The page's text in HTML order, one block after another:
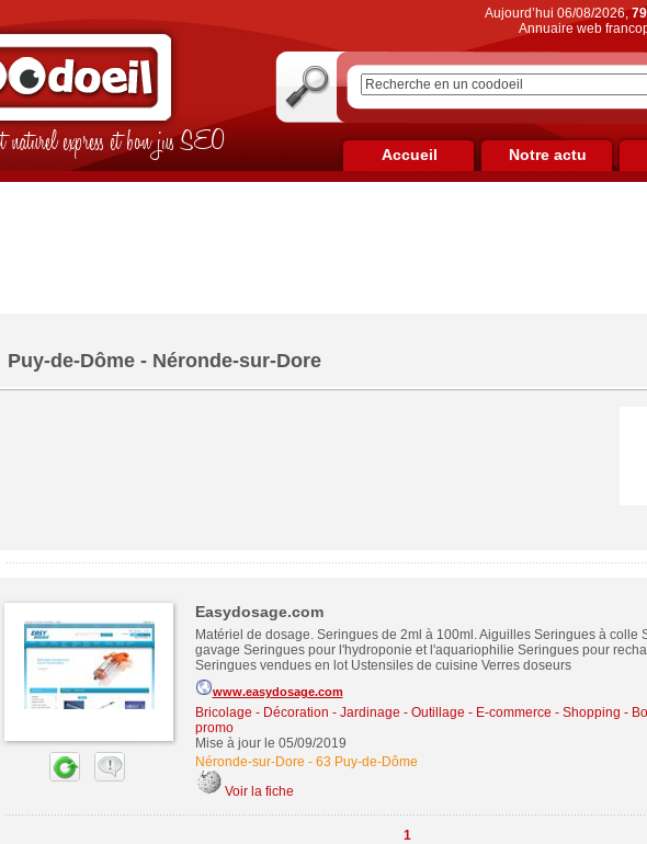
naturel express et bon jus SEO
Aujourd’hui 06/08/2026,
Annuaire web
Accueil Notre actu
Puy-de-Dôme - Néronde-sur-Dore
Easydosage.com
Matériel de dosage. Seringues de 2ml à 100ml. Aiguilles Seringues à colle
gavage Seringues pour l'hydroponie et l'aquariophilie Seringues pour
Seringues vendues en lot Ustensiles de cuisine Verres doseurs
www.easydosage.com
Bricolage - Décoration - Jardinage - Outillage - E-commerce - Shopping -
promo
Mise à jour le 05/09/2019
Néronde-sur-Dore - 63 Puy-de-Dôme
Voir la fiche
1